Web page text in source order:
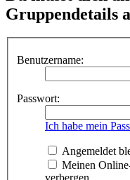
Gruppendetails
Benutzername:
Passwort:
Ich habe mein
Angemeldet
Meinen
verbergen